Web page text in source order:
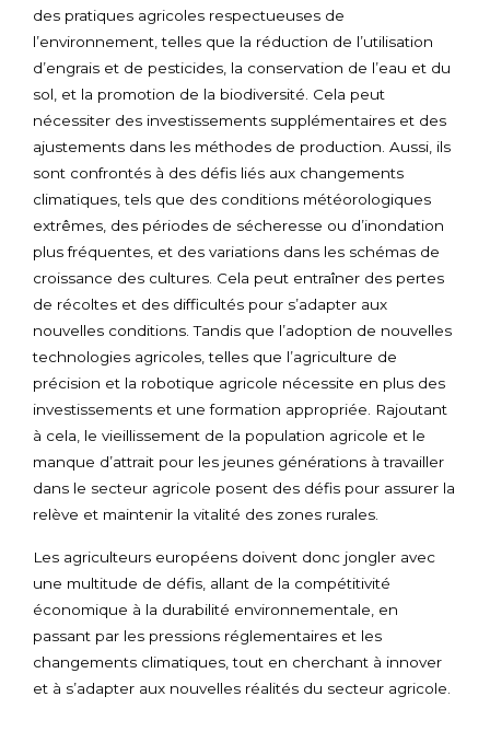
des pratiques agricoles respectueuses de
l’environnement, telles que la réduction de l’utilisation
d’engrais et de pesticides, la conservation de l’eau et du
sol, et la promotion de la biodiversité. Cela peut
nécessiter des investissements supplémentaires et des
ajustements dans les méthodes de production. Aussi, ils
sont confrontés à des défis liés aux changements
climatiques, tels que des conditions météorologiques
extrêmes, des périodes de sécheresse ou d’inondation
plus fréquentes, et des variations dans les schémas de
croissance des cultures. Cela peut entraîner des pertes
de récoltes et des difficultés pour s’adapter aux
nouvelles conditions. Tandis que l’adoption de nouvelles
technologies agricoles, telles que l’agriculture de
précision et la robotique agricole nécessite en plus des
investissements et une formation appropriée. Rajoutant
à cela, le vieillissement de la population agricole et le
manque d’attrait pour les jeunes générations à travailler
dans le secteur agricole posent des défis pour assurer la
relève et maintenir la vitalité des zones rurales.
Les agriculteurs européens doivent donc jongler avec
une multitude de défis, allant de la compétitivité
économique à la durabilité environnementale, en
passant par les pressions réglementaires et les
changements climatiques, tout en cherchant à innover
et à s’adapter aux nouvelles réalités du secteur agricole.